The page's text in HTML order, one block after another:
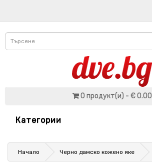
0 продукт(и) - € 0.00
Категории
Начало Черно дамско кожено яке